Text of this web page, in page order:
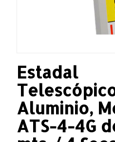
Estadal
Aluminio,
ATS-4-4G